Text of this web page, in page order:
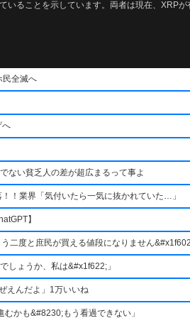
ることを示しています。両者は現在、XRP
民全滅へ
へ
ない貧乏人の差が超広まるって事よ
！業界「気付いたら一気に抜かれていた…」
】
二度と庶民が買える値段になりません
しょうか、私は&#x1f622;」
えんだよ」1万いいね
かも&#8230;もう看過できない」